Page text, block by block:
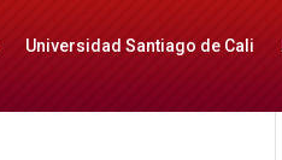
Universidad Santiago de Cali